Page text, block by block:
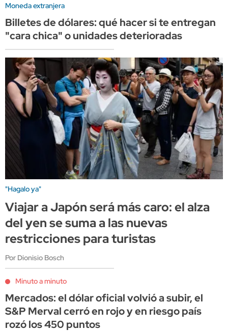
Moneda extranjera
Billetes de dólares: qué hacer si te entregan
"cara chica" o unidades deterioradas
"Hagalo ya"
Viajar a Japón será más caro: el alza
del yen se suma a las nuevas
restricciones para turistas
Por Dionisio Bosch
Minuto a minuto
Mercados: el dólar oficial volvió a subir, el
S&P Merval cerró en rojo y en riesgo país
rozó los 450 puntos